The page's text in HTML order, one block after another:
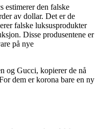
estimerer den falske
av dollar. Det er de
falske luksusprodukter
Disse produsentene er
på nye
og Gucci, kopierer de nå
dem er korona bare en ny